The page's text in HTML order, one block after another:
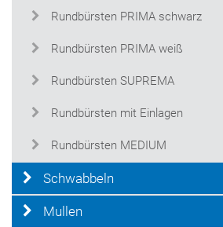
Rundbürsten PRIMA schwarz
Rundbürsten PRIMA weiß
Rundbürsten SUPREMA
Rundbürsten mit Einlagen
Rundbürsten MEDIUM
Schwabbeln
Mullen